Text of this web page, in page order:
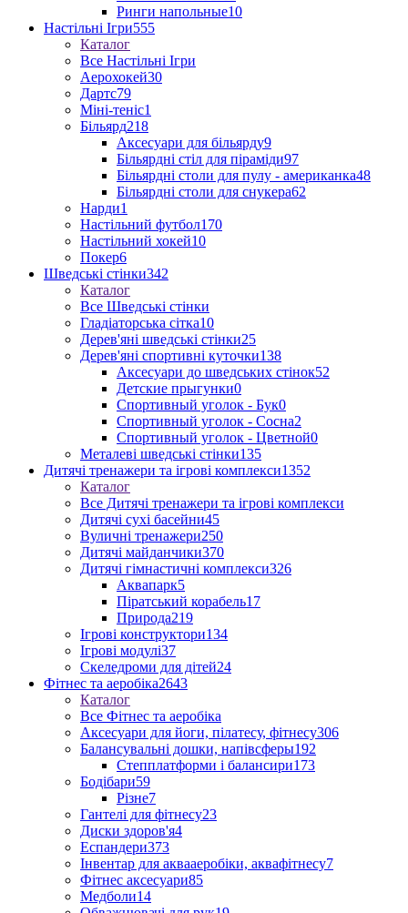
Ринги напольные10
Настільні Ігри555
Каталог
Все Настільні Ігри
Аерохокей30
Дартс79
Міні-теніс1
Більярд218
Аксесуари для більярду9
Більярдні стіл для піраміди97
Більярдні столи для пулу - американка48
Більярдні столи для снукера62
Нарди1
Настільний футбол170
Настільний хокей10
Покер6
Шведські стінки342
Каталог
Все Шведські стінки
Гладіаторська сітка10
Дерев'яні шведські стінки25
Дерев'яні спортивні куточки138
Аксесуари до шведських стінок52
Детские прыгунки0
Спортивный уголок - Бук0
Спортивный уголок - Сосна2
Спортивный уголок - Цветной0
Металеві шведські стінки135
Дитячі тренажери та ігрові комплекси1352
Каталог
Все Дитячі тренажери та ігрові комплекси
Дитячі сухі басейни45
Вуличні тренажери250
Дитячі майданчики370
Дитячі гімнастичні комплекси326
Аквапарк5
Піратський корабель17
Природа219
Ігрові конструктори134
Ігрові модулі37
Скеледроми для дітей24
Фітнес та аеробіка2643
Каталог
Все Фітнес та аеробіка
Аксесуари для йоги, пілатесу, фітнесу306
Балансувальні дошки, напівсферы192
Степплатформи і балансири173
Бодібари59
Різне7
Гантелі для фітнесу23
Диски здоров'я4
Еспандери373
Інвентар для аквааеробіки, аквафітнесу7
Фітнес аксесуари85
Медболи14